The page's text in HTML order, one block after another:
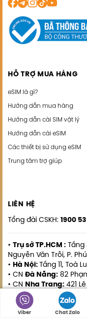
HỖ TRỢ MUA HÀNG
eSIM là gì?
Hướng dẫn mua hàng
Hướng dẫn cài SIM vật lý
Hướng dẫn cài eSIM
Các thiết bị sử dụng eSIM
Trung tâm trợ giúp
LIÊN HỆ
Tổng đài CSKH: 1900
• Trụ sở TP.HCM : Tầng
Nguyễn Văn Trỗi, P.
• Hà Nội: Tầng 11, Toà
• CN Đà Nẵng: 82
• CN Nha Trang: 421
• CNHải Phòng:3/139
• CNVinh: Số 15 ngõ
Viber Chat Zalo